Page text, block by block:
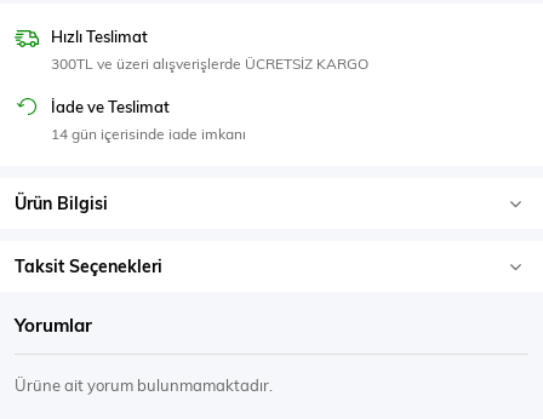
Eşofman Üstü
Hızlı Teslimat
300TL ve üzeri alışverişlerde ÜCRETSİZ KARGO
İade ve Teslimat
14 gün içerisinde iade imkanı
Ürün Bilgisi
Taksit Seçenekleri
Yorumlar
Ürüne ait yorum bulunmamaktadır.